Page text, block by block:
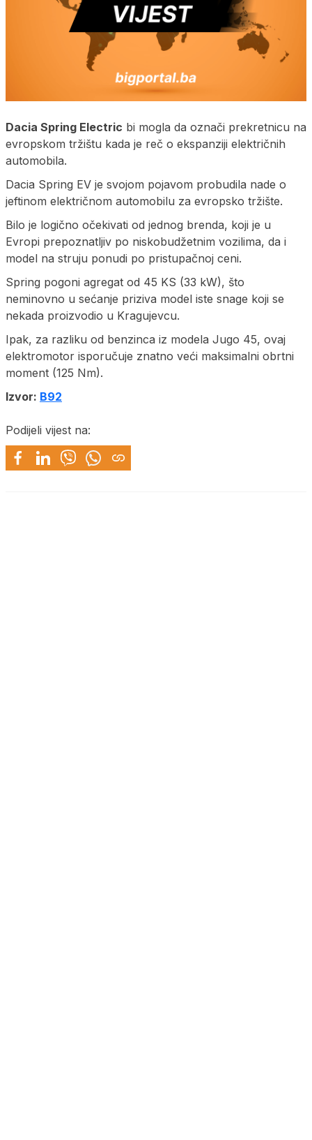
Dacia Spring Electric bi mogla da označi prekretnicu na
evropskom tržištu kada je reč o ekspanziji električnih
automobila.
Dacia Spring EV je svojom pojavom probudila nade o
jeftinom električnom automobilu za evropsko tržište.
Bilo je logično očekivati od jednog brenda, koji je u
Evropi prepoznatljiv po niskobudžetnim vozilima, da i
model na struju ponudi po pristupačnoj ceni.
Spring pogoni agregat od 45 KS (33 kW), što
neminovno u sećanje priziva model iste snage koji se
nekada proizvodio u Kragujevcu.
Ipak, za razliku od benzinca iz modela Jugo 45, ovaj
elektromotor isporučuje znatno veći maksimalni obrtni
moment (125 Nm).
Izvor: B92
Podijeli vijest na: